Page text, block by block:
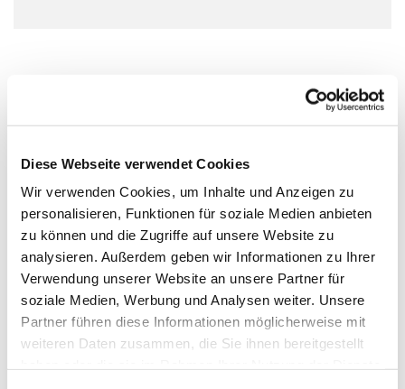
Diese Webseite verwendet Cookies
Wir verwenden Cookies, um Inhalte und Anzeigen zu
personalisieren, Funktionen für soziale Medien anbieten
zu können und die Zugriffe auf unsere Website zu
analysieren. Außerdem geben wir Informationen zu Ihrer
Verwendung unserer Website an unsere Partner für
soziale Medien, Werbung und Analysen weiter. Unsere
Partner führen diese Informationen möglicherweise mit
weiteren Daten zusammen, die Sie ihnen bereitgestellt